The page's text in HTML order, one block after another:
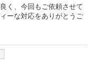
く、今回もご依頼させて
ーな対応をありがとうご